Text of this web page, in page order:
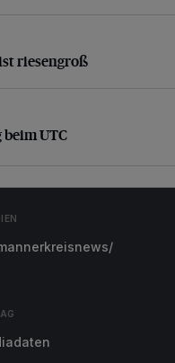
riesengroß
riesengroß
UTC
UTC